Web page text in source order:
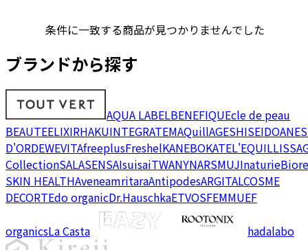
条件に一致する商品が見つかりませんでした
ブランドから探す
AQUA LABELBENEFIQUEcle de peau
BEAUTEELIXIRHAKUINTEGRATEMAQuillAGESHISEIDO
D'ORDEWEVITAfreeplusFreshelKANEBOKATEL'EQUIL
CollectionSALASENSAIsuisaiTWANYNARSMUJInaturieBiore
SKIN HEALTHAveneamritaraAntipodesARGITALCOSME
DECORTEdo organicDr.HauschkaETVOSFEMMUEF
organicsLa Casta hadalabo